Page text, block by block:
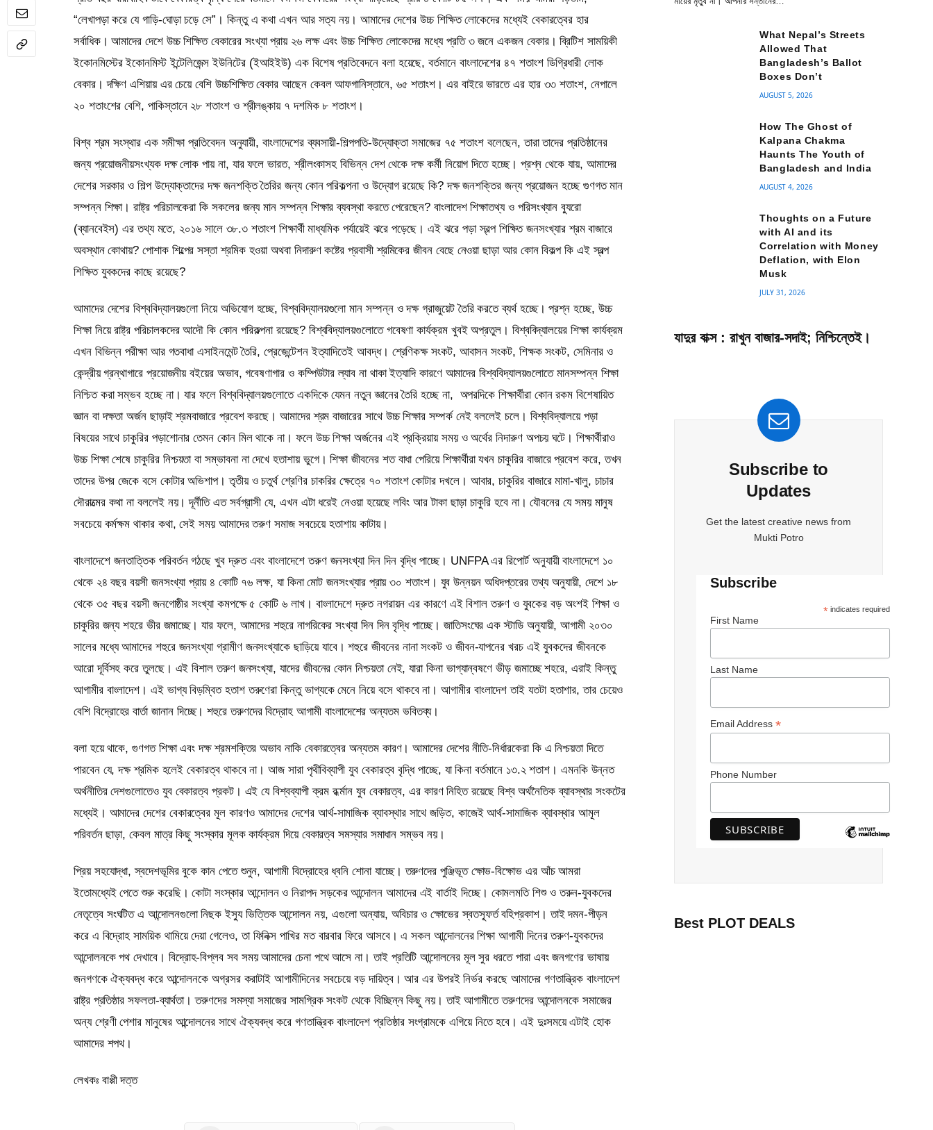
“লেখাপড়া করে যে গাড়ি-ঘোড়া চড়ে সে”। কিন্তু এ কথা এখন আর সত্য নয়। আমাদের দেশের উচ্চ শিক্ষিত লোকেদের মধ্যেই বেকারত্বের হার
সর্বাধিক। আমাদের দেশে উচ্চ শিক্ষিত বেকারের সংখ্যা প্রায় ২৬ লক্ষ এবং উচ্চ শিক্ষিত লোকেদের মধ্যে প্রতি ৩ জনে একজন বেকার। ব্রিটিশ সাময়িকী
ইকোনমিস্টের ইকোনমিস্ট ইন্টেলিজেন্স ইউনিটের (ইআইইউ) এক বিশেষ প্রতিবেদনে বলা হয়েছে, বর্তমানে বাংলাদেশের ৪৭ শতাংশ ডিগ্রিধারী লোক
বেকার। দক্ষিণ এশিয়ায় এর চেয়ে বেশি উচ্চশিক্ষিত বেকার আছেন কেবল আফগানিস্তানে, ৬৫ শতাংশ। এর বাইরে ভারতে এর হার ৩৩ শতাংশ, নেপালে
২০ শতাংশের বেশি, পাকিস্তানে ২৮ শতাংশ ও শ্রীলঙ্কায় ৭ দশমিক ৮ শতাংশ।
বিশ্ব শ্রম সংস্থার এক সমীক্ষা প্রতিবেদন অনুযায়ী, বাংলাদেশের ব্যবসায়ী-শিল্পপতি-উদ্যোক্তা সমাজের ৭৫ শতাংশ বলেছেন, তারা তাদের প্রতিষ্ঠানের
জন্য প্রয়োজনীয়সংখ্যক দক্ষ লোক পায় না, যার ফলে ভারত, শ্রীলংকাসহ বিভিন্ন দেশ থেকে দক্ষ কর্মী নিয়োগ দিতে হচ্ছে। প্রশ্ন থেকে যায়, আমাদের
দেশের সরকার ও শিল্প উদ্যোক্তাদের দক্ষ জনশক্তি তৈরির জন্য কোন পরিকল্পনা ও উদ্যোগ রয়েছে কি? দক্ষ জনশক্তির জন্য প্রয়োজন হচ্ছে গুণগত মান
সম্পন্ন শিক্ষা। রাষ্ট্র পরিচালকেরা কি সকলের জন্য মান সম্পন্ন শিক্ষার ব্যবস্থা করতে পেরেছেন? বাংলাদেশ শিক্ষাতথ্য ও পরিসংখ্যান ব্যুরো
(ব্যানবেইস) এর তথ্য মতে, ২০১৬ সালে ৩৮.৩ শতাংশ শিক্ষার্থী মাধ্যমিক পর্যায়েই ঝরে পড়েছে। এই ঝরে পড়া স্বল্প শিক্ষিত জনসংখ্যার শ্রম বাজারে
অবস্থান কোথায়? পোশাক শিল্পের সস্তা শ্রমিক হওয়া অথবা নিদারুণ কষ্টের প্রবাসী শ্রমিকের জীবন বেছে নেওয়া ছাড়া আর কোন বিকল্প কি এই স্বল্প
শিক্ষিত যুবকদের কাছে রয়েছে?
আমাদের দেশের বিশ্ববিদ্যালয়গুলো নিয়ে অভিযোগ হচ্ছে, বিশ্ববিদ্যালয়গুলো মান সম্পন্ন ও দক্ষ গ্রাজুয়েট তৈরি করতে ব্যর্থ হচ্ছে। প্রশ্ন হচ্ছে, উচ্চ
শিক্ষা নিয়ে রাষ্ট্র পরিচালকদের আদৌ কি কোন পরিকল্পনা রয়েছে? বিশ্ববিদ্যালয়গুলোতে গবেষণা কার্যক্রম খুবই অপ্রতুল। বিশ্ববিদ্যালয়ের শিক্ষা কার্যক্রম
এখন বিভিন্ন পরীক্ষা আর গতবাধা এসাইনমেন্ট তৈরি, প্রেজেন্টেশন ইত্যাদিতেই আবদ্ধ। শ্রেণিকক্ষ সংকট, আবাসন সংকট, শিক্ষক সংকট, সেমিনার ও
কেন্দ্রীয় গ্রন্থাগারে প্রয়োজনীয় বইয়ের অভাব, গবেষণাগার ও কম্পিউটার ল্যাব না থাকা ইত্যাদি কারণে আমাদের বিশ্ববিদ্যালয়গুলোতে মানসম্পন্ন শিক্ষা
নিশ্চিত করা সম্ভব হচ্ছে না। যার ফলে বিশ্ববিদ্যালয়গুলোতে একদিকে যেমন নতুন জ্ঞানের তৈরি হচ্ছে না, অপরদিকে শিক্ষার্থীরা কোন রকম বিশেষায়িত
জ্ঞান বা দক্ষতা অর্জন ছাড়াই শ্রমবাজারে প্রবেশ করছে। আমাদের শ্রম বাজারের সাথে উচ্চ শিক্ষার সম্পর্ক নেই বললেই চলে। বিশ্ববিদ্যালয়ে পড়া
বিষয়ের সাথে চাকুরির পড়াশোনার তেমন কোন মিল থাকে না। ফলে উচ্চ শিক্ষা অর্জনের এই প্রক্রিয়ায় সময় ও অর্থের নিদারুণ অপচয় ঘটে। শিক্ষার্থীরাও
উচ্চ শিক্ষা শেষে চাকুরির নিশ্চয়তা বা সম্ভাবনা না দেখে হতাশায় ভুগে। শিক্ষা জীবনের শত বাধা পেরিয়ে শিক্ষার্থীরা যখন চাকুরির বাজারে প্রবেশ করে, তখন
তাদের উপর জেকে বসে কোটার অভিশাপ। তৃতীয় ও চতুর্থ শ্রেণির চাকরির ক্ষেত্রে ৭০ শতাংশ কোটার দখলে। আবার, চাকুরির বাজারে মামা-খালু, চাচার
দৌরাত্মের কথা না বললেই নয়। দূর্নীতি এত সর্বগ্রাসী যে, এখন এটা ধরেই নেওয়া হয়েছে লবিং আর টাকা ছাড়া চাকুরি হবে না। যৌবনের যে সময় মানুষ
সবচেয়ে কর্মক্ষম থাকার কথা, সেই সময় আমাদের তরুণ সমাজ সবচেয়ে হতাশায় কাটায়।
বাংলাদেশে জনতাত্তিক পরিবর্তন গঠছে খুব দ্রুত এবং বাংলাদেশে তরুণ জনসংখ্যা দিন দিন বৃদ্ধি পাচ্ছে। UNFPA এর রিপোর্ট অনুযায়ী বাংলাদেশে ১০
থেকে ২৪ বছর বয়সী জনসংখ্যা প্রায় ৪ কোটি ৭৬ লক্ষ, যা কিনা মোট জনসংখ্যার প্রায় ৩০ শতাংশ। যুব উন্নয়ন অধিদপ্তরের তথ্য অনুযায়ী, দেশে ১৮
থেকে ৩৫ বছর বয়সী জনগোষ্ঠীর সংখ্যা কমপক্ষে ৫ কোটি ৬ লাখ। বাংলাদেশে দ্রুত নগরায়ন এর কারণে এই বিশাল তরুণ ও যুবকের বড় অংশই শিক্ষা ও
চাকুরির জন্য শহরে ভীর জমাচ্ছে। যার ফলে, আমাদের শহুরে নাগরিকের সংখ্যা দিন দিন বৃদ্ধি পাচ্ছে। জাতিসংঘের এক স্টাডি অনুযায়ী, আগামী ২০৩০
সালের মধ্যে আমাদের শহুরে জনসংখ্যা গ্রামীণ জনসংখ্যাকে ছাড়িয়ে যাবে। শহুরে জীবনের নানা সংকট ও জীবন-যাপনের খরচ এই যুবকদের জীবনকে
আরো দূর্বিসহ করে তুলছে। এই বিশাল তরুণ জনসংখ্যা, যাদের জীবনের কোন নিশ্চয়তা নেই, যারা কিনা ভাগ্যান্বষণে ভীড় জমাচ্ছে শহরে, এরাই কিন্তু
আগামীর বাংলাদেশ। এই ভাগ্য বিড়ম্বিত হতাশ তরুণেরা কিন্তু ভাগ্যকে মেনে নিয়ে বসে থাকবে না। আগামীর বাংলাদেশ তাই যতটা হতাশার, তার চেয়েও
বেশি বিদ্রোহের বার্তা জানান দিচ্ছে। শহুরে তরুণদের বিদ্রোহ আগামী বাংলাদেশের অন্যতম ভবিতব্য।
বলা হয়ে থাকে, গুণগত শিক্ষা এবং দক্ষ শ্রমশক্তির অভাব নাকি বেকারত্বের অন্যতম কারণ। আমাদের দেশের নীতি-নির্ধারকেরা কি এ নিশ্চয়তা দিতে
পারবেন যে, দক্ষ শ্রমিক হলেই বেকারত্ব থাকবে না। আজ সারা পৃথীবিব্যাপী যুব বেকারত্ব বৃদ্ধি পাচ্ছে, যা কিনা বর্তমানে ১৩.২ শতাশ। এমনকি উন্নত
অর্থনীতির দেশগুলোতেও যুব বেকারত্ব প্রকট। এই যে বিশ্বব্যাপী ক্রম বর্ধ্মান যুব বেকারত্ব, এর কারণ নিহিত রয়েছে বিশ্ব অর্থনৈতিক ব্যাবস্থার সংকটের
মধ্যেই। আমাদের দেশের বেকারত্বের মূল কারণও আমাদের দেশের আর্থ-সামাজিক ব্যাবস্থার সাথে জড়িত, কাজেই আর্থ-সামাজিক ব্যাবস্থার আমূল
পরিবর্তন ছাড়া, কেবল মাত্র কিছু সংস্কার মূলক কার্যক্রম দিয়ে বেকারত্ব সমস্যার সমাধান সম্ভব নয়।
প্রিয় সহযোদ্ধা, স্বদেশভূমির বুকে কান পেতে শুনুন, আগামী বিদ্রোহের ধ্বনি শোনা যাচ্ছে। তরুণদের পুঞ্জিভূত ক্ষোভ-বিক্ষোভ এর আঁচ আমরা
ইতোমধ্যেই পেতে শুরু করেছি। কোটা সংস্কার আন্দোলন ও নিরাপদ সড়কের আন্দোলন আমাদের এই বার্তাই দিচ্ছে। কোমলমতি শিশু ও তরুন-যুবকদের
নেতৃত্বে সংঘটিত এ আন্দোলনগুলো নিছক ইস্যু ভিত্তিক আন্দোলন নয়, এগুলো অন্যায়, অবিচার ও ক্ষোভের স্বতস্ফূর্ত বহিপ্রকাশ। তাই দমন-পীড়ন
করে এ বিদ্রোহ সাময়িক থামিয়ে দেয়া গেলেও, তা ফিনিক্স পাখির মত বারবার ফিরে আসবে। এ সকল আন্দোলনের শিক্ষা আগামী দিনের তরুণ-যুবকদের
আন্দোলনকে পথ দেখাবে। বিদ্রোহ-বিপ্লব সব সময় আমাদের চেনা পথে আসে না। তাই প্রতিটি আন্দোলনের মূল সুর ধরতে পারা এবং জনগণের ভাষায়
জনগণকে ঐক্যবদ্ধ করে আন্দোলনকে অগ্রসর করাটাই আগামীদিনের সবচেয়ে বড় দায়িত্ব। আর এর উপরই নির্ভর করছে আমাদের গণতান্ত্রিক বাংলাদেশ
রাষ্ট্র প্রতিষ্ঠার সফলতা-ব্যার্থতা। তরুণদের সমস্যা সমাজের সামগ্রিক সংকট থেকে বিচ্ছিন্ন কিছু নয়। তাই আগামীতে তরুণদের আন্দোলনকে সমাজের
অন্য শ্রেণী পেশার মানুষের আন্দোলনের সাথে ঐক্যবদ্ধ করে গণতান্ত্রিক বাংলাদেশ প্রতিষ্ঠার সংগ্রামকে এগিয়ে নিতে হবে। এই দুঃসময়ে এটাই হোক
আমাদের শপথ।
লেখকঃ বাপ্পী দত্ত
What Nepal’s Streets
Allowed That
Bangladesh’s Ballot
Boxes Don’t
AUGUST 5, 2026
How The Ghost of
Kalpana Chakma
Haunts The Youth of
Bangladesh and India
AUGUST 4, 2026
Thoughts on a Future
with AI and its
Correlation with Money
Deflation, with Elon
Musk
JULY 31, 2026
যাদুর বাক্স : রাখুন বাজার-সদাই; নিশ্চিন্তেই।
Subscribe to
Updates
Get the latest creative news from
Mukti Potro
Subscribe
* indicates required
First Name
Last Name
Email Address*
Phone Number
Best PLOT DEALS